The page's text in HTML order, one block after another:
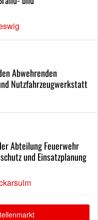
Abwehrenden
Nutzfahrzeugwerkstatt
Abteilung Feuerwehr
und Einsatzplanung